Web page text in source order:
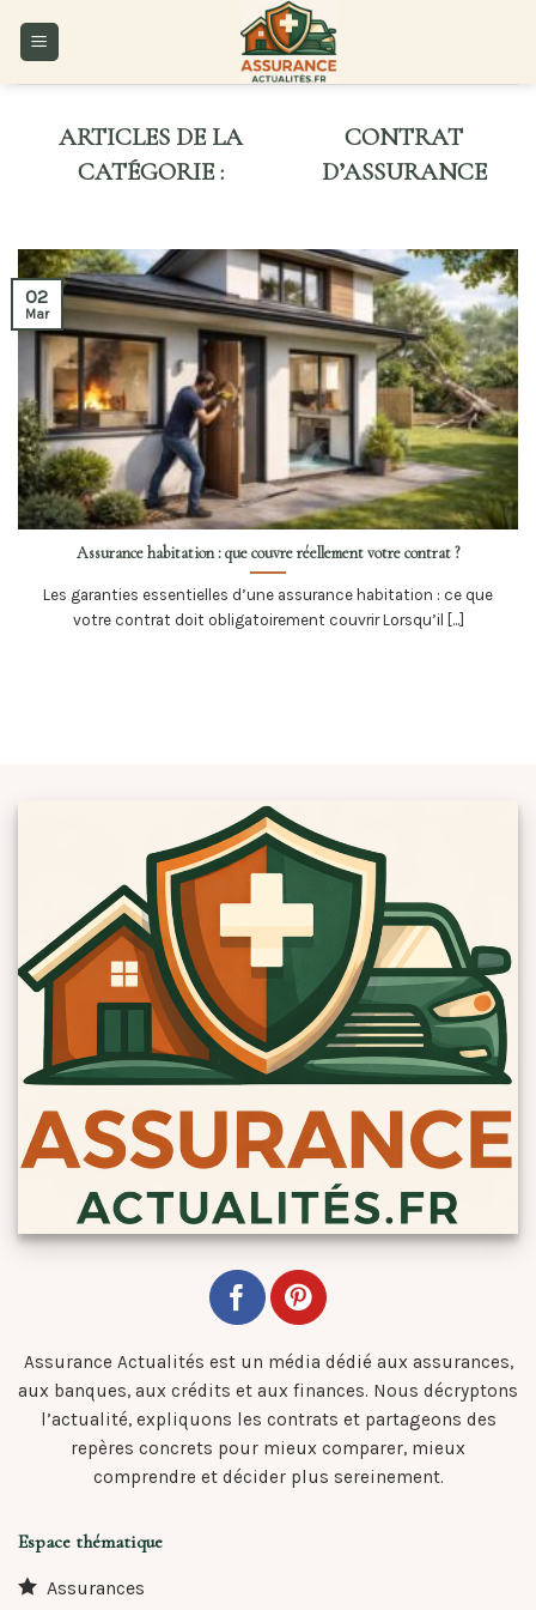
CONTRAT
D’ASSURANCE
Assurance habitation : que couvre réellement votre contrat ?
Les garanties essentielles d’une assurance habitation : ce que
votre contrat doit obligatoirement couvrir Lorsqu’il [...]
02
Mar
Assurance Actualités est un média dédié aux assurances,
aux banques, aux crédits et aux finances. Nous décryptons
l’actualité, expliquons les contrats et partageons des
repères concrets pour mieux comparer, mieux
comprendre et décider plus sereinement.
Espace thématique
Assurances